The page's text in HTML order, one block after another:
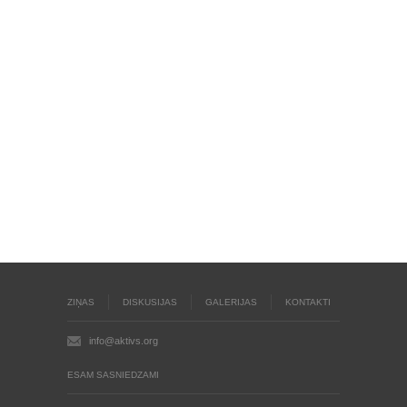
ZIŅAS DISKUSIJAS GALERIJAS KONTAKTI
info@aktivs.org
ESAM SASNIEDZAMI